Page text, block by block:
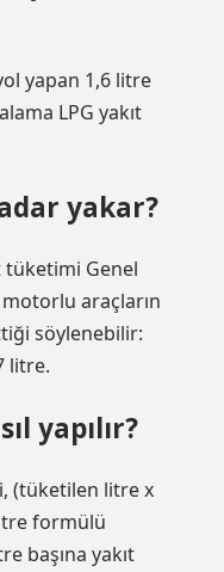
yapan 1,6 litre
LPG yakıt
yakar?
tüketimi Genel
motorlu araçların
söylenebilir:
litre.
yapılır?
(tüketilen litre x
formülü
başına yakıt